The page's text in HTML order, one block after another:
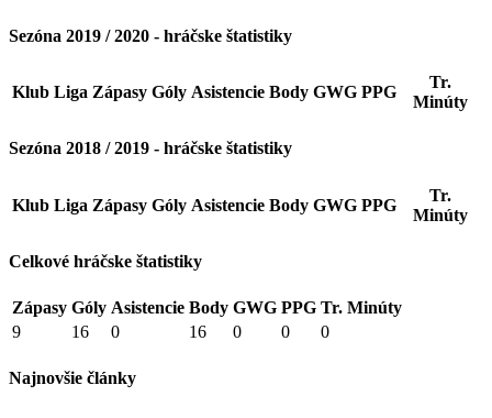
Sezóna 2019 / 2020 - hráčske štatistiky
Klub Liga Zápasy Góly Asistencie Body GWG PPG
Tr.
Minúty
Sezóna 2018 / 2019 - hráčske štatistiky
Klub Liga Zápasy Góly Asistencie Body GWG PPG
Tr.
Minúty
Celkové hráčske štatistiky
Zápasy Góly Asistencie Body GWG PPG Tr. Minúty
9
16 0 16 0 0 0
Najnovšie články